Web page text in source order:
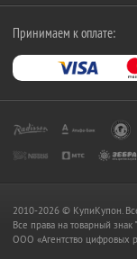
Принимаем к оплате:
2010-2026 © КупиКупон.
Все права на товарный
OOO «Агентство